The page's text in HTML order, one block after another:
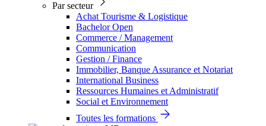
Par secteur
Achat Tourisme & Logistique
Bachelor Open
Commerce / Management
Communication
Gestion / Finance
Immobilier, Banque Assurance et Notariat
International Business
Ressources Humaines et Administratif
Social et Environnement
Toutes les formations